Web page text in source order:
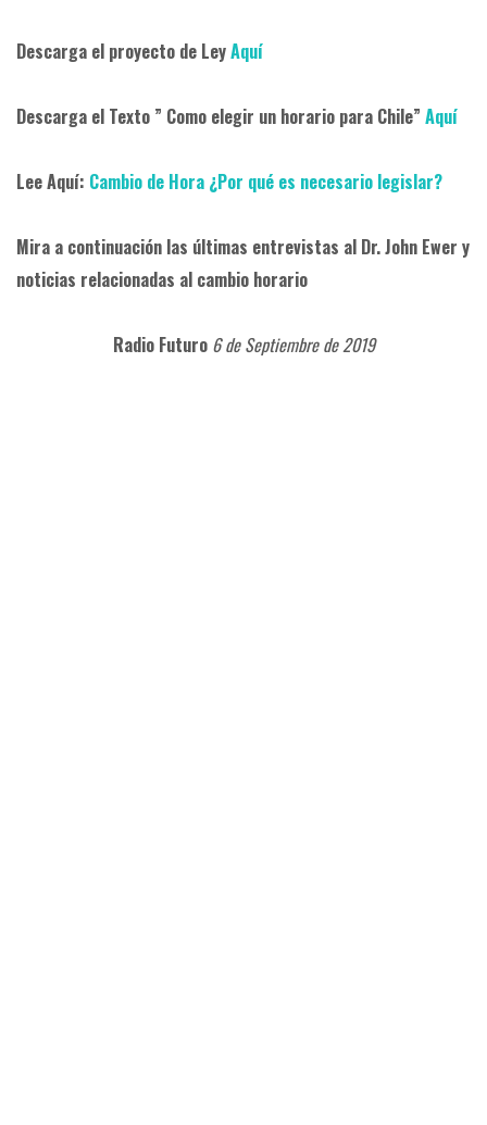
Descarga el proyecto de LeyAquí
Descarga el Texto ” Como elegir un horario para Chile” Aquí
Lee Aquí: Cambio de Hora ¿Por qué es necesario legislar?
Mira a continuación las últimas entrevistas al Dr. John Ewer y
noticias relacionadas al cambio horario
Radio Futuro 6 de Septiembre de 2019